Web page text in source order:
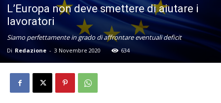
L’Europa non deve smettere di aiutare i
lavoratori
Siamo perfettamente in grado di affrontare eventuali deficit
Di Redazione - 3 Novembre 2020 634